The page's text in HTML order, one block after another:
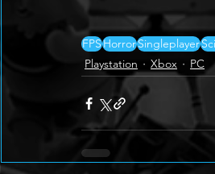
FPSHorrorSingleplayer
Playstation
Xbox PC